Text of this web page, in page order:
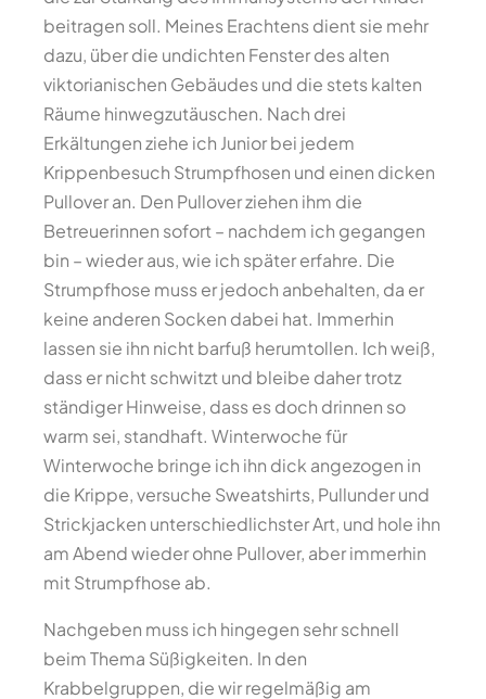
beitragen soll. Meines Erachtens dient sie mehr
dazu, über die undichten Fenster des alten
viktorianischen Gebäudes und die stets kalten
Räume hinwegzutäuschen. Nach drei
Erkältungen ziehe ich Junior bei jedem
Krippenbesuch Strumpfhosen und einen dicken
Pullover an. Den Pullover ziehen ihm die
Betreuerinnen sofort – nachdem ich gegangen
bin – wieder aus, wie ich später erfahre. Die
Strumpfhose muss er jedoch anbehalten, da er
keine anderen Socken dabei hat. Immerhin
lassen sie ihn nicht barfuß herumtollen. Ich weiß,
dass er nicht schwitzt und bleibe daher trotz
ständiger Hinweise, dass es doch drinnen so
warm sei, standhaft. Winterwoche für
Winterwoche bringe ich ihn dick angezogen in
die Krippe, versuche Sweatshirts, Pullunder und
Strickjacken unterschiedlichster Art, und hole ihn
am Abend wieder ohne Pullover, aber immerhin
mit Strumpfhose ab.
Nachgeben muss ich hingegen sehr schnell
beim Thema Süßigkeiten. In den
Krabbelgruppen, die wir regelmäßig am